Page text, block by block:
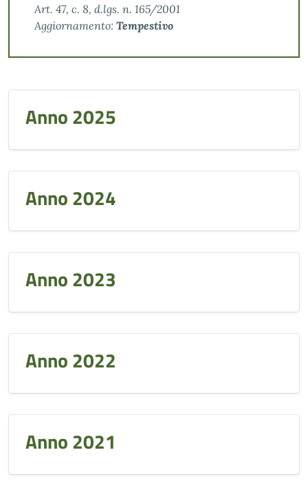
Art. 47, c. 8, d.lgs. n. 165/2001
Aggiornamento: Tempestivo
Anno 2025
Anno 2024
Anno 2023
Anno 2022
Anno 2021